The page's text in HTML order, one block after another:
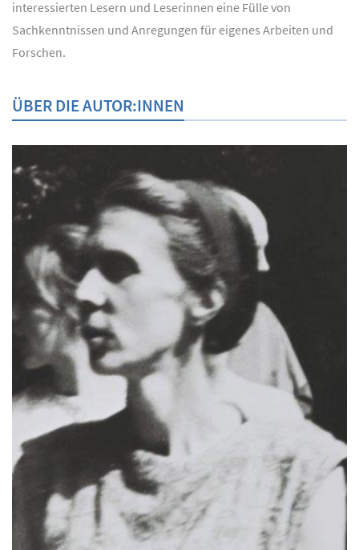
interessierten Lesern und Leserinnen eine Fülle von
Sachkenntnissen und Anregungen für eigenes Arbeiten und
Forschen.
ÜBER DIE AUTOR:INNEN